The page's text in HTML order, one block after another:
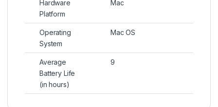
Hardware
Platform
Mac
Operating
System
Mac OS
Average
Battery Life
(in hours)
9